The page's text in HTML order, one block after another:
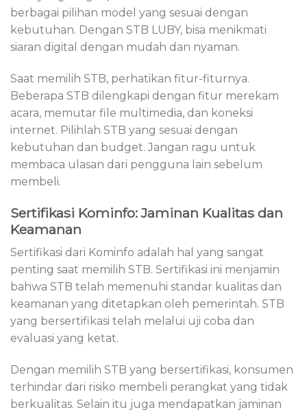
berbagai pilihan model yang sesuai dengan
kebutuhan. Dengan STB LUBY, bisa menikmati
siaran digital dengan mudah dan nyaman.
Saat memilih STB, perhatikan fitur-fiturnya.
Beberapa STB dilengkapi dengan fitur merekam
acara, memutar file multimedia, dan koneksi
internet. Pilihlah STB yang sesuai dengan
kebutuhan dan budget. Jangan ragu untuk
membaca ulasan dari pengguna lain sebelum
membeli.
Sertifikasi Kominfo: Jaminan Kualitas dan
Keamanan
Sertifikasi dari Kominfo adalah hal yang sangat
penting saat memilih STB. Sertifikasi ini menjamin
bahwa STB telah memenuhi standar kualitas dan
keamanan yang ditetapkan oleh pemerintah. STB
yang bersertifikasi telah melalui uji coba dan
evaluasi yang ketat.
Dengan memilih STB yang bersertifikasi, konsumen
terhindar dari risiko membeli perangkat yang tidak
berkualitas. Selain itu juga mendapatkan jaminan